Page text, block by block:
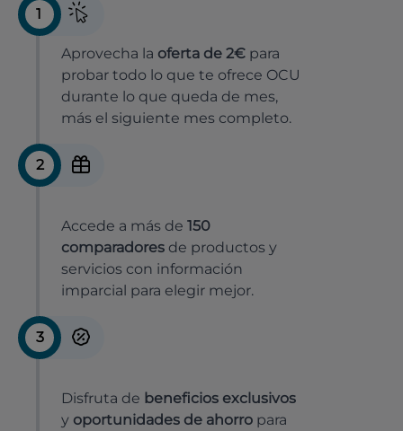
1
Aprovecha la oferta de 2€ para
probar todo lo que te ofrece OCU
durante lo que queda de mes,
más el siguiente mes completo.
2
Accede a más de 150
comparadores de productos y
servicios con información
imparcial para elegir mejor.
3
Disfruta de beneficios exclusivos
y oportunidades de ahorro para